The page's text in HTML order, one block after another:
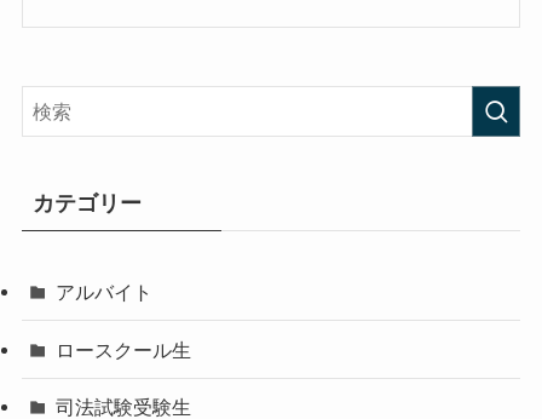
カテゴリー
アルバイト
ロースクール生
司法試験受験生